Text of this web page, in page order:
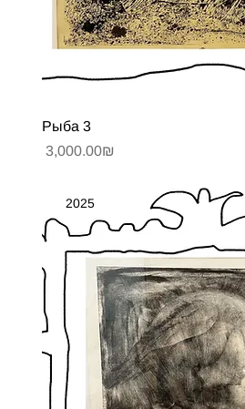
Рыба 3
Цена
‏3,000.00 ‏₪
2025